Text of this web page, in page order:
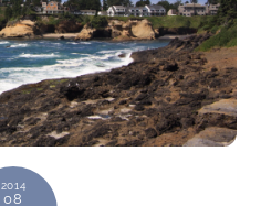
2014
08